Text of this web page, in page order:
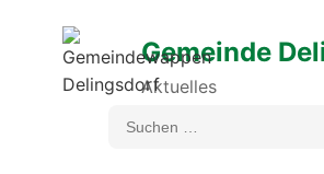
Gemeinde
Aktuelles